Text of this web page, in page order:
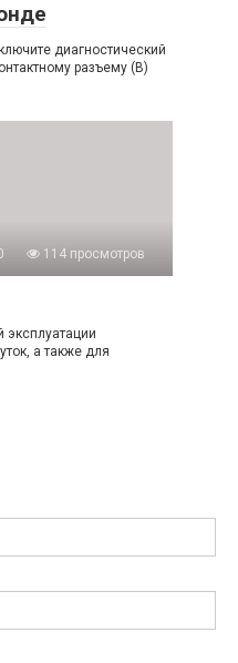
диагностический
разъему (B)
114 просмотров
эксплуатации
а также для